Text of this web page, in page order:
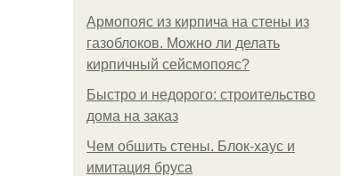
Армопояс из кирпича на стены из
газоблоков. Можно ли делать
кирпичный сейсмопояс?
Быстро и недорого: строительство
дома на заказ
Чем обшить стены. Блок-хаус и
имитация бруса